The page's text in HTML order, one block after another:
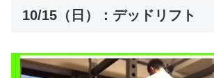
10/15（日）：デッドリフト